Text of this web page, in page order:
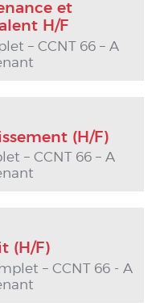
et
H/F
– CCNT 66 – A
(H/F)
– CCNT 66 – A
(H/F)
– CCNT 66 - A